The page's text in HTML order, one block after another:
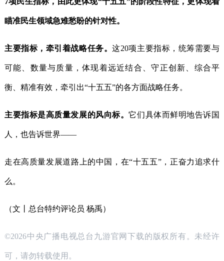
瞄准民生领域急难愁盼的针对性。
主要指标，牵引着战略任务。这20项主要指标，统筹需要与
可能、数量与质量，体现着远近结合、守正创新、综合平
衡、精准有效，牵引出“十五五”的各方面战略任务。
主要指标是高质量发展的风向标。它们具体而鲜明地告诉国
人，也告诉世界——
走在高质量发展道路上的中国，在“十五五”，正奋力追求什
么。
（文丨总台特约评论员 杨禹）
©2026中央广播电视总台九游官网下载的版权所有。未经许
可，请勿转载使用。